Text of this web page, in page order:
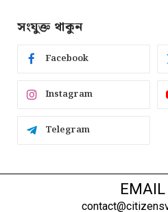
সংযুক্ত থাকুন
Facebook
Instagram
Telegram
EMAIL